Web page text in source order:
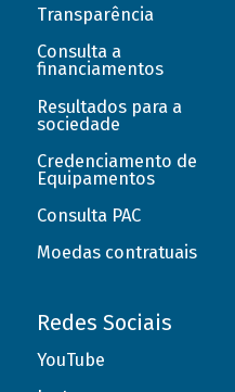
Transparência
Consulta a
financiamentos
Resultados para a
sociedade
Credenciamento de
Equipamentos
Consulta PAC
Moedas contratuais
Redes Sociais
YouTube